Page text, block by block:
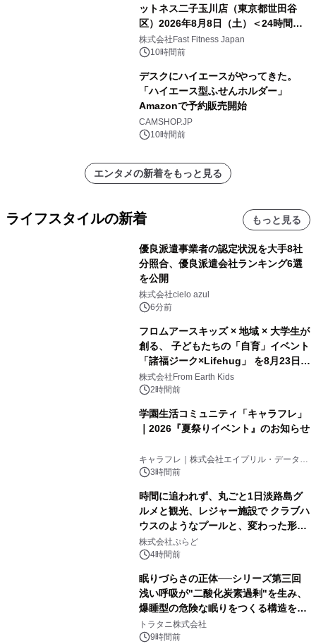
ットネス二子玉川店（東京都世田谷
区）2026年8月8日（土）＜24時間年
中無休のフィットネスジム＞
株式会社Fast Fitness Japan
10時間前
デスクにハイエースがやってきた。
「ハイエース型ふせんホルダー」
Amazonで予約販売開始
CAMSHOP.JP
10時間前
エンタメの新着をもっと見る
ライフスタイルの新着 もっと見る
優良派遣事業者の認定状況を大手8社
分照合、優良派遣会社ランキング6選
を公開
株式会社cielo azul
6分前
フロムアースキッズ × 地域 × 大学生が
創る、 子どもたちの「自育」イベント
「諸福ジーク×Lifehug」 を8月23日
(日)開催
株式会社From Earth Kids
2時間前
学園生活コミュニティ「キャラフレ」
｜2026『夏祭りイベント』のお知らせ
キャラフレ｜株式会社エイプリル・データ・
デザインズ
3時間前
時間に追われず、丸ごと1日淡路島グ
ルメと観光、レジャー施設で クラブハ
ウスのようなプールと、変わった形の
サウナも 「THE BOXY AWAJI」のお
得な素泊まり連泊プランで
株式会社ぷらど
4時間前
眠りづらさの正体──シリーズ第三回
浅い呼吸が"二酸化炭素過剰"を生み、
爆睡型の危険な眠りをつくる構造を解
説
トラタニ株式会社
9時間前